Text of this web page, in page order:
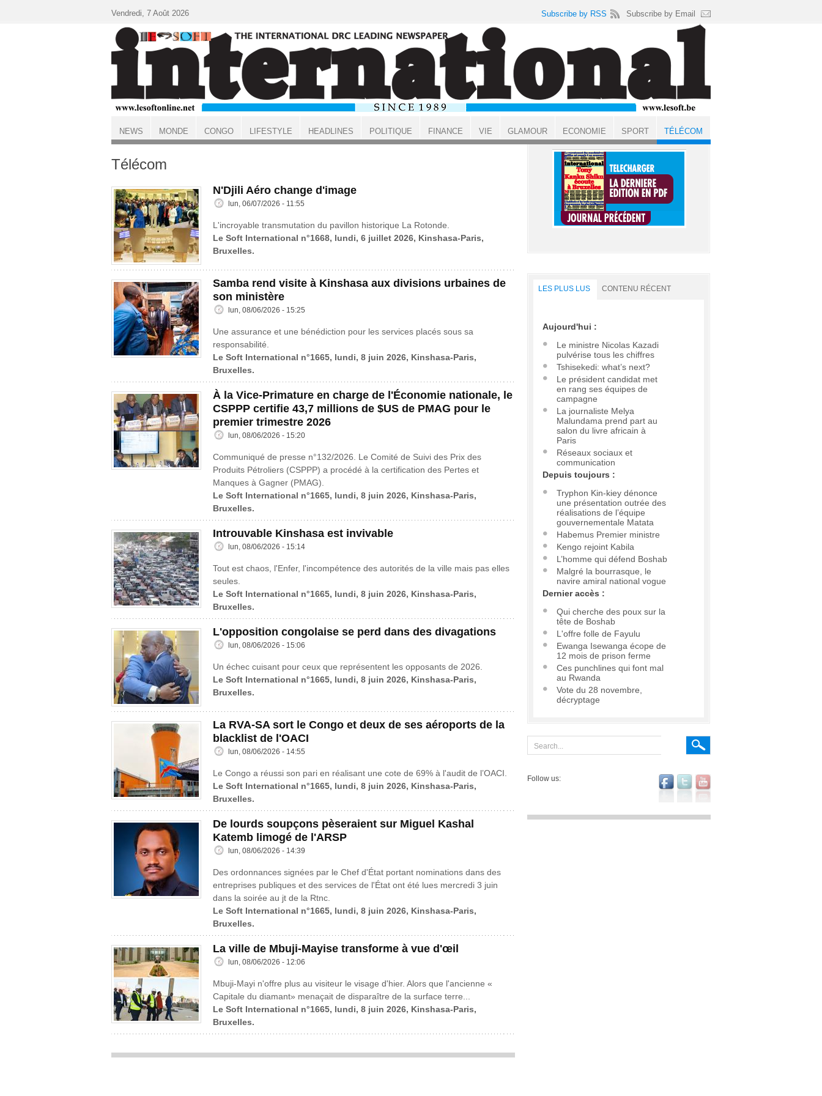
ACCUEIL
Télécom
N'Djili Aéro change d'image
lun, 06/07/2026 - 11:55
L'incroyable transmutation du pavillon historique La Rotonde.
Le Soft International n°1668, lundi, 6 juillet 2026, Kinshasa-Paris,
Bruxelles.
Samba rend visite à Kinshasa aux divisions urbaines de
son ministère
lun, 08/06/2026 - 15:25
Une assurance et une bénédiction pour les services placés sous sa
responsabilité.
Le Soft International n°1665, lundi, 8 juin 2026, Kinshasa-Paris,
Bruxelles.
À la Vice-Primature en charge de l'Économie nationale, le
CSPPP certifie 43,7 millions de $US de PMAG pour le
premier trimestre 2026
lun, 08/06/2026 - 15:20
Communiqué de presse n°132/2026. Le Comité de Suivi des Prix des
Produits Pétroliers (CSPPP) a procédé à la certification des Pertes et
Manques à Gagner (PMAG).
Le Soft International n°1665, lundi, 8 juin 2026, Kinshasa-Paris,
Bruxelles.
Introuvable Kinshasa est invivable
lun, 08/06/2026 - 15:14
Tout est chaos, l'Enfer, l'incompétence des autorités de la ville mais pas elles
seules.
Le Soft International n°1665, lundi, 8 juin 2026, Kinshasa-Paris,
Bruxelles.
L'opposition congolaise se perd dans des divagations
lun, 08/06/2026 - 15:06
Un échec cuisant pour ceux que représentent les opposants de 2026.
Le Soft International n°1665, lundi, 8 juin 2026, Kinshasa-Paris,
Bruxelles.
La RVA-SA sort le Congo et deux de ses aéroports de la
blacklist de l'OACI
lun, 08/06/2026 - 14:55
Le Congo a réussi son pari en réalisant une cote de 69% à l'audit de l’OACI.
Le Soft International n°1665, lundi, 8 juin 2026, Kinshasa-Paris,
Bruxelles.
De lourds soupçons pèseraient sur Miguel Kashal
Katemb limogé de l'ARSP
lun, 08/06/2026 - 14:39
Des ordonnances signées par le Chef d'État portant nominations dans des
entreprises publiques et des services de l'État ont été lues mercredi 3 juin
dans la soirée au jt de la Rtnc.
Le Soft International n°1665, lundi, 8 juin 2026, Kinshasa-Paris,
Bruxelles.
La ville de Mbuji-Mayise transforme à vue d'œil
lun, 08/06/2026 - 12:06
Mbuji-Mayi n'offre plus au visiteur le visage d'hier. Alors que l'ancienne «
Capitale du diamant» menaçait de disparaître de la surface terre...
Le Soft International n°1665, lundi, 8 juin 2026, Kinshasa-Paris,
Bruxelles.
LES PLUS LUS CONTENU RÉCENT
Aujourd'hui :
Le ministre Nicolas Kazadi
pulvérise tous les chiffres
Tshisekedi: what’s next?
Le président candidat met
en rang ses équipes de
campagne
La journaliste Melya
Malundama prend part au
salon du livre africain à
Paris
Réseaux sociaux et
communication
Depuis toujours :
Tryphon Kin-kiey dénonce
une présentation outrée des
réalisations de l’équipe
gouvernementale Matata
Habemus Premier ministre
Kengo rejoint Kabila
L’homme qui défend Boshab
Malgré la bourrasque, le
navire amiral national vogue
Dernier accès :
Qui cherche des poux sur la
tête de Boshab
L'offre folle de Fayulu
Ewanga Isewanga écope de
12 mois de prison ferme
Ces punchlines qui font mal
au Rwanda
Vote du 28 novembre,
décryptage
Follow us:
Vendredi, 7 Août 2026 Subscribe by RSS Subscribe by Email
NEWS MONDE CONGO LIFESTYLE HEADLINES POLITIQUE FINANCE VIE GLAMOUR ECONOMIE SPORT TÉLÉCOM